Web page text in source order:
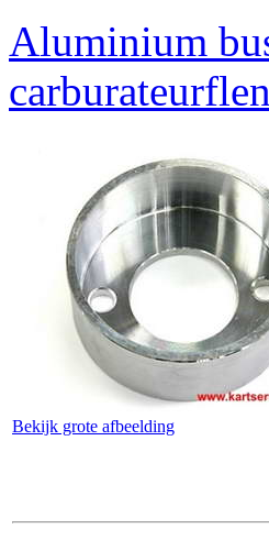
Aluminium
Bekijk grote afbeelding